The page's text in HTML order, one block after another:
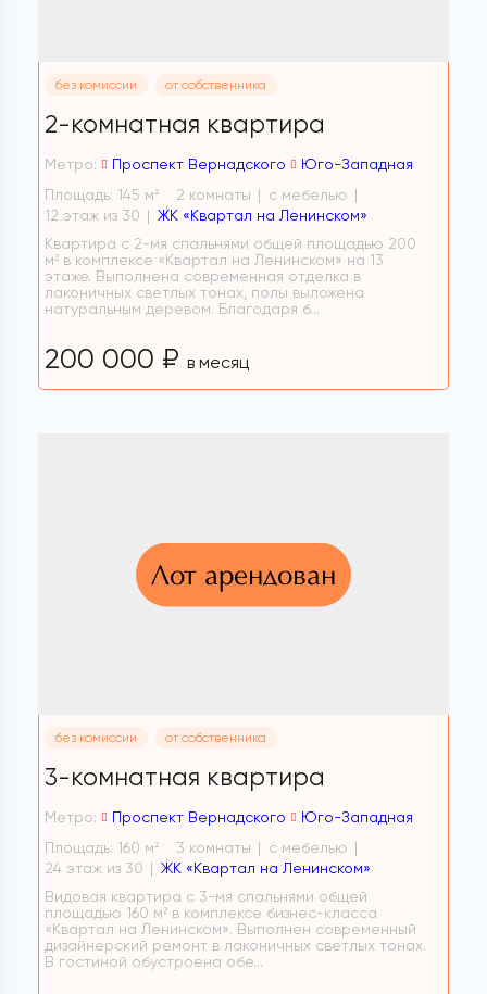
без комиссии от собственника
2-комнатная квартира
Метро: Проспект Вернадского
Юго-Западная
Площадь: 145 м 2 2 комнаты
с мебелью
12 этаж из 30
ЖК «Квартал на Ленинском»
Квартира с 2-мя спальнями общей площадью 200
м² в комплексе «Квартал на Ленинском» на 13
этаже. Выполнена современная отделка в
лаконичных светлых тонах, полы выложена
натуральным деревом. Благодаря б...
200 000 ₽ в месяц
Лот арендован
без комиссии от собственника
3-комнатная квартира
Метро: Проспект Вернадского
Юго-Западная
Площадь: 160 м 2 3 комнаты
с мебелью
24 этаж из 30
ЖК «Квартал на Ленинском»
Видовая квартира с 3-мя спальнями общей
площадью 160 м² в комплексе бизнес-класса
«Квартал на Ленинском». Выполнен современный
дизайнерский ремонт в лаконичных светлых тонах.
В гостиной обустроена обе...